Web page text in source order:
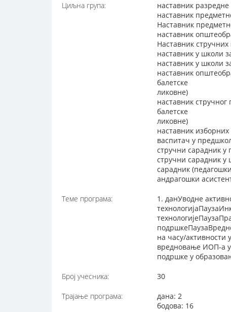
Циљна група:
наставник разредне
наставник
Наставник
наставник
Наставник
наставник у школи
наставник у школи
наставник
балетске
ликовне)
наставник
балетске
ликовне)
наставник
васпитач у
стручни сарадник у
стручни сарадник у
сарадник (педагошки
андрагошки
Теме програма:
1. данУводне
на часу/
вредновање ИОП-а у
подршке у
Број учесника: 30
Трајање програма:
дана: 2
бодова: 16